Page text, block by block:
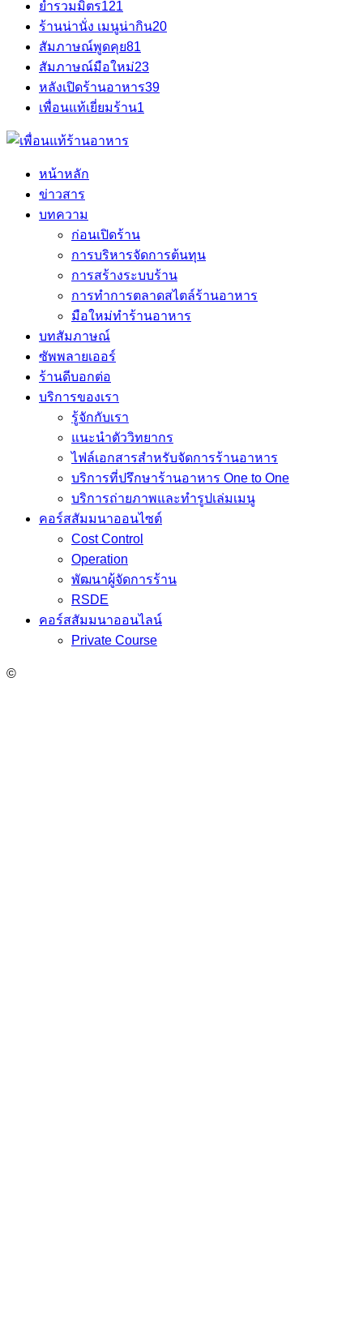
ยำรวมมิตร121
ร้านน่านั่ง เมนูน่ากิน20
สัมภาษณ์พูดคุย81
สัมภาษณ์มือใหม่23
หลังเปิดร้านอาหาร39
เพื่อนแท้เยี่ยมร้าน1
หน้าหลัก
ข่าวสาร
บทความ
ก่อนเปิดร้าน
การบริหารจัดการต้นทุน
การสร้างระบบร้าน
การทำการตลาดสไตล์ร้านอาหาร
มือใหม่ทำร้านอาหาร
บทสัมภาษณ์
ซัพพลายเออร์
ร้านดีบอกต่อ
บริการของเรา
รู้จักกับเรา
แนะนำตัววิทยากร
ไฟล์เอกสารสำหรับจัดการร้านอาหาร
บริการที่ปรึกษาร้านอาหาร One to One
บริการถ่ายภาพและทำรูปเล่มเมนู
คอร์สสัมมนาออนไซต์
Cost Control
Operation
พัฒนาผู้จัดการร้าน
RSDE
คอร์สสัมมนาออนไลน์
Private Course
©